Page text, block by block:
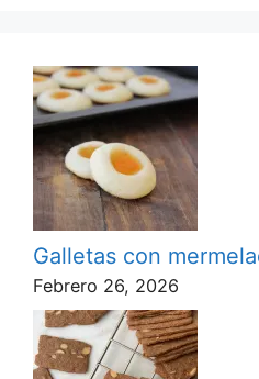
Galletas con
Febrero 26, 2026